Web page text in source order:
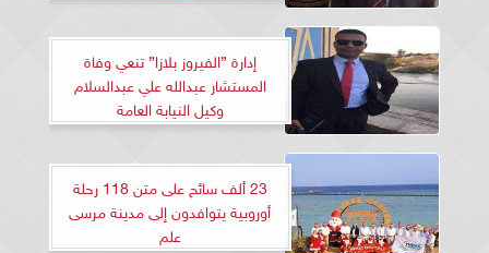
إدارة ”الفيروز بلازا” تنعي وفاة
المستشار عبدالله علي عبدالسلام
وكيل النيابة العامة
23 ألف سائح على متن 118 رحلة
أوروبية يتوافدون إلى مدينة مرسى
علم